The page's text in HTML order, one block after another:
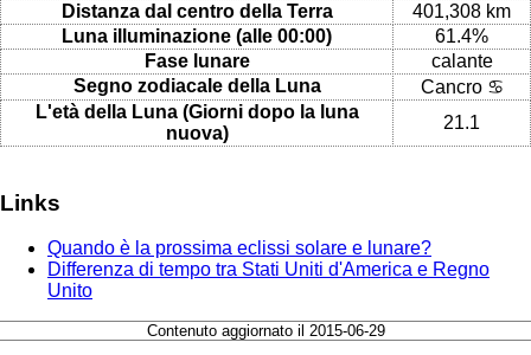
Distanza dal centro della Terra
401,308 km
Luna illuminazione (alle 00:00)
61.4%
Fase lunare
calante
Segno zodiacale della Luna
Cancro ♋
L'età della Luna (Giorni dopo la luna
nuova)
21.1
Links
Quando è la prossima eclissi solare e lunare?
Differenza di tempo tra Stati Uniti d'America e Regno
Unito
Contenuto aggiornato il 2015-06-29